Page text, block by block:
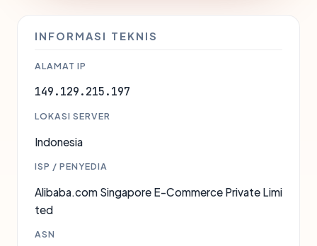
INFORMASI TEKNIS
ALAMAT IP
149.129.215.197
LOKASI SERVER
Indonesia
ISP / PENYEDIA
Alibaba.com Singapore E-Commerce Private Limi
ted
ASN